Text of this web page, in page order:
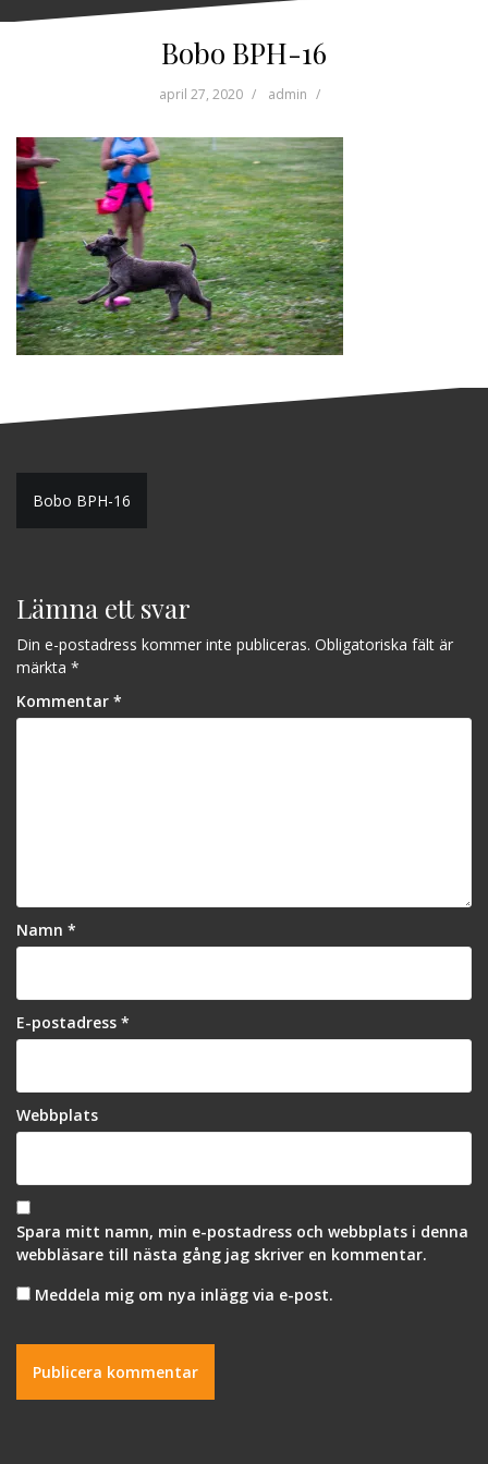
Bobo BPH-16
april 27, 2020 admin
Inläggsnavigering
Bobo BPH-16
Lämna ett svar
Din e-postadress kommer inte publiceras. Obligatoriska fält är
märkta *
Kommentar *
Namn *
E-postadress *
Webbplats
Spara mitt namn, min e-postadress och webbplats i denna
webbläsare till nästa gång jag skriver en kommentar.
Meddela mig om nya inlägg via e-post.